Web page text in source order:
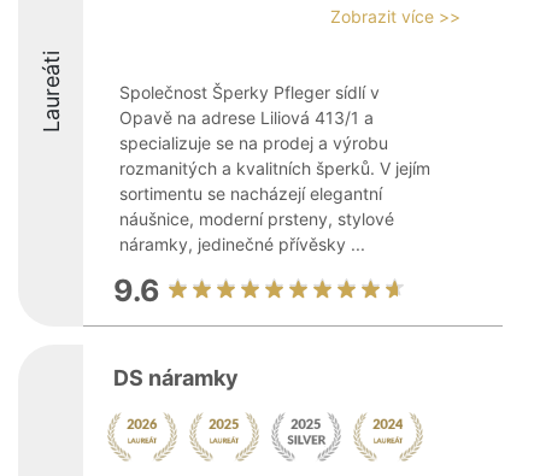
Laureáti
Zobrazit více >>
Společnost Šperky Pfleger sídlí v
Opavě na adrese Liliová 413/1 a
specializuje se na prodej a výrobu
rozmanitých a kvalitních šperků. V jejím
sortimentu se nacházejí elegantní
náušnice, moderní prsteny, stylové
náramky, jedinečné přívěsky ...
9.6
DS náramky